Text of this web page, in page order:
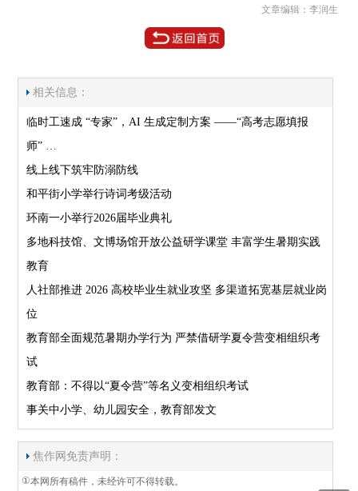
文章编辑：李润生
相关信息：
临时工速成 “专家”，AI 生成定制方案 ——“高考志愿填报
师” …
线上线下筑牢防溺防线
和平街小学举行诗词考级活动
环南一小举行2026届毕业典礼
多地科技馆、文博场馆开放公益研学课堂 丰富学生暑期实践
教育
人社部推进 2026 高校毕业生就业攻坚 多渠道拓宽基层就业岗
位
教育部全面规范暑期办学行为 严禁借研学夏令营变相组织考
试
教育部：不得以“夏令营”等名义变相组织考试
事关中小学、幼儿园安全，教育部发文
焦作网免责声明：
①本网所有稿件，未经许可不得转载。